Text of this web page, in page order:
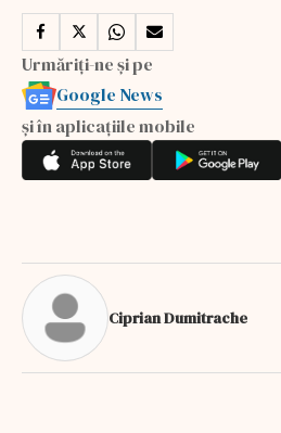
Urmăriți-ne și pe
Google News
și în aplicațiile mobile
Ciprian Dumitrache